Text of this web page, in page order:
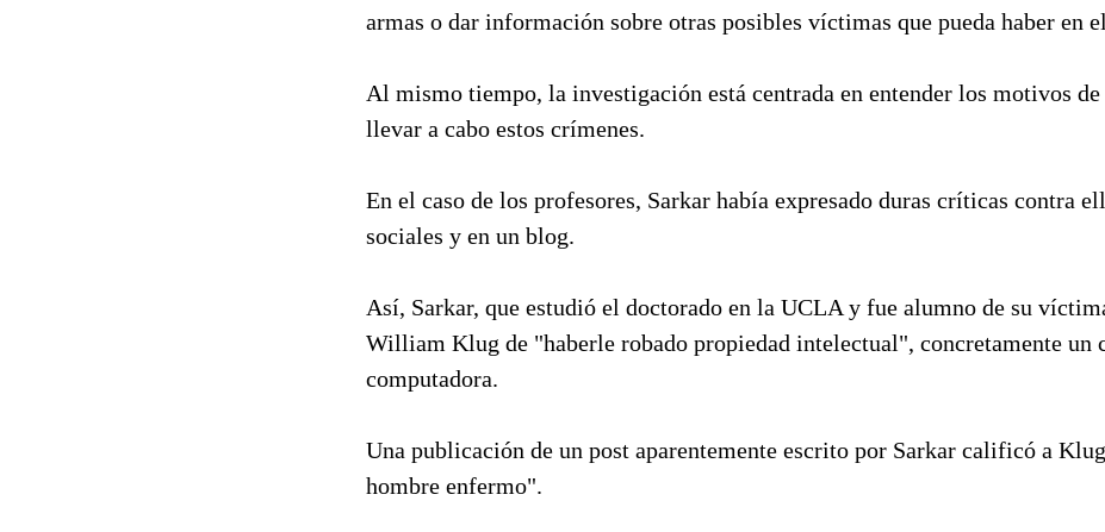
armas o dar información sobre otras posibles víctimas que pueda haber en
Al mismo tiempo, la investigación está centrada en entender los motivos de
llevar a cabo estos crímenes.
En el caso de los profesores, Sarkar había expresado duras críticas contra
sociales y en un blog.
Así, Sarkar, que estudió el doctorado en la UCLA y fue alumno de su
William Klug de "haberle robado propiedad intelectual", concretamente un
computadora.
Una publicación de un post aparentemente escrito por Sarkar calificó a
hombre enfermo".